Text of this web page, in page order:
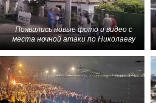
Появились новые фото и видео с
места ночной атаки по Николаеву